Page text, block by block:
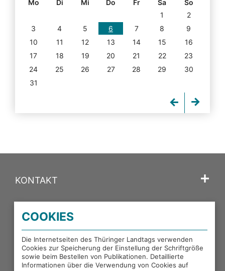
Mo Di Mi Do Fr Sa
So
1
2
3
4 5 6 7 8
9
10
11 12 13 14 15
16
17
18 19 20 21 22
23
24
25 26 27 28 29
30
31
KONTAKT
PORTALE DES THÜRINGER LANDTAGS
EXTERNE LINKS
COOKIES
Die Internetseiten des Thüringer Landtags verwenden
Cookies zur Speicherung der Einstellung der Schriftgröße
sowie beim Bestellen von Publikationen. Detaillierte
Informationen über die Verwendung von Cookies auf